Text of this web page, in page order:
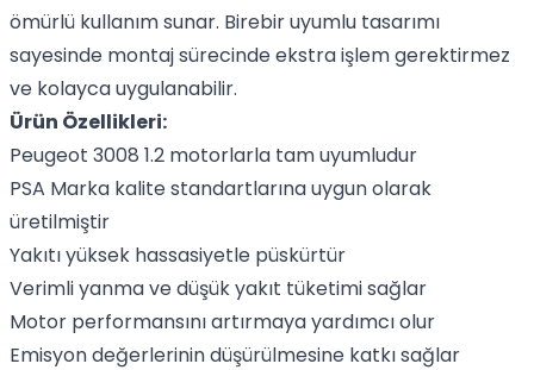
ömürlü kullanım sunar. Birebir uyumlu tasarımı
sayesinde montaj sürecinde ekstra işlem gerektirmez
ve kolayca uygulanabilir.
Ürün Özellikleri:
Peugeot 3008 1.2 motorlarla tam uyumludur
PSA Marka kalite standartlarına uygun olarak
üretilmiştir
Yakıtı yüksek hassasiyetle püskürtür
Verimli yanma ve düşük yakıt tüketimi sağlar
Motor performansını artırmaya yardımcı olur
Emisyon değerlerinin düşürülmesine katkı sağlar